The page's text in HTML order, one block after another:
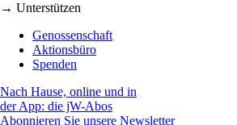
→ Unterstützen
Genossenschaft
Aktionsbüro
Spenden
Nach Hause, online und in
der App: die jW-Abos
Abonnieren Sie unsere Newsletter